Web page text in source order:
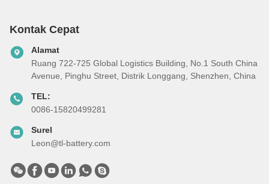
Kontak Cepat
Alamat
Ruang 722-725 Global Logistics Building, No.1 South China
Avenue, Pinghu Street, Distrik Longgang, Shenzhen, China
TEL:
0086-15820499281
Surel
Leon@tl-battery.com